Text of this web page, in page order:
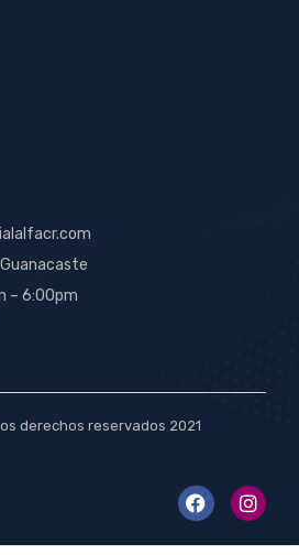
– 6:00pm
derechos reservados 2021